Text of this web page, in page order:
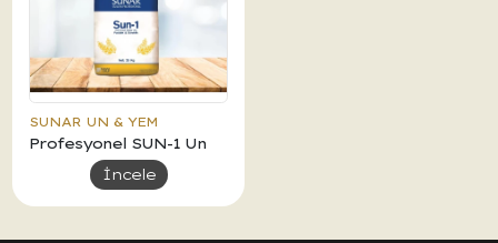
SUNAR UN & YEM
Profesyonel SUN-1 Un
İncele